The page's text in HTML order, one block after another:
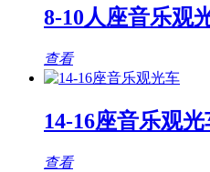
8-10人座音乐观
查看
14-16座音乐观光
查看